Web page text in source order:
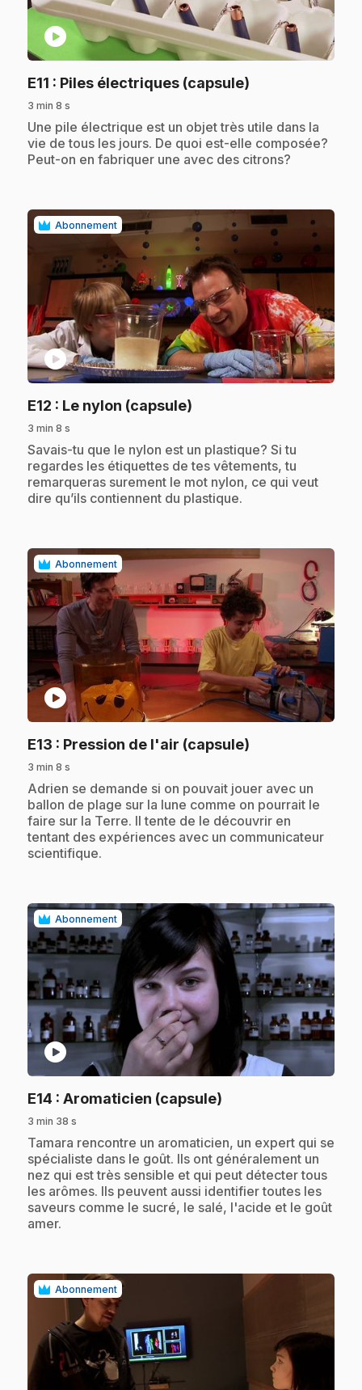
play_circle
E11 : Piles électriques (capsule)
3 min 8 s
.Une pile électrique est un objet très utile dans la
vie de tous les jours. De quoi est-elle composée?
Peut-on en fabriquer une avec des citrons?
Abonnement
play_circle
E12 : Le nylon (capsule)
3 min 8 s
.Savais-tu que le nylon est un plastique? Si tu
regardes les étiquettes de tes vêtements, tu
remarqueras surement le mot nylon, ce qui veut
dire qu’ils contiennent du plastique.
Abonnement
play_circle
E13 : Pression de l'air (capsule)
3 min 8 s
.Adrien se demande si on pouvait jouer avec un
ballon de plage sur la lune comme on pourrait le
faire sur la Terre. Il tente de le découvrir en
tentant des expériences avec un communicateur
scientifique.
Abonnement
play_circle
E14 : Aromaticien (capsule)
3 min 38 s
.Tamara rencontre un aromaticien, un expert qui se
spécialiste dans le goût. Ils ont généralement un
nez qui est très sensible et qui peut détecter tous
les arômes. Ils peuvent aussi identifier toutes les
saveurs comme le sucré, le salé, l'acide et le goût
amer.
Abonnement